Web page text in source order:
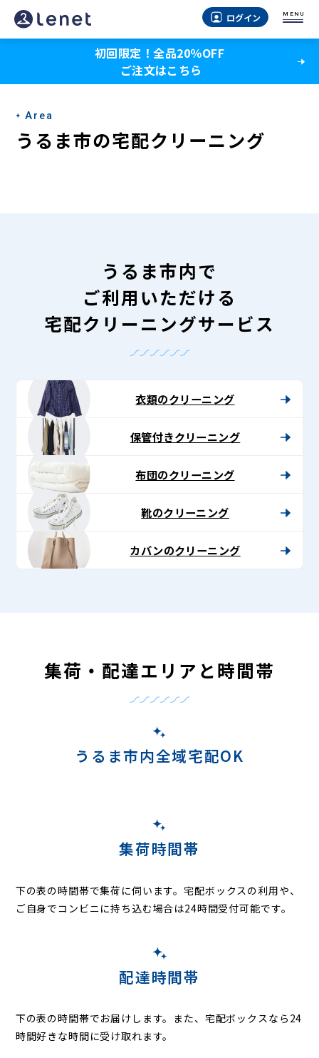
う
る
市
の
宅
ログイン MENU
初回限定！全品20％OFF
ご注文はこちら
Area
うるま市の宅配クリーニング
うるま市内で
ご利用いただける
宅配クリーニングサービス
衣類のクリーニング
保管付きクリーニング
布団のクリーニング
靴のクリーニング
カバンのクリーニング
集荷・配達エリアと時間帯
うるま市内全域宅配OK
集荷時間帯
下の表の時間帯で集荷に伺います。宅配ボックスの利用や、
ご自身でコンビニに持ち込む場合は24時間受付可能です。
配達時間帯
下の表の時間帯でお届けします。また、宅配ボックスなら24
時間好きな時間に受け取れます。